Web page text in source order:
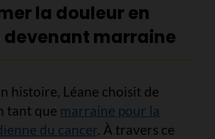
la douleur en
devenant marraine
histoire, Léane choisit de
tant que marraine pour la
du cancer . À travers ce